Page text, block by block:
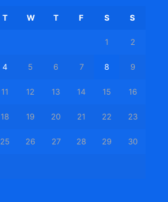
T W T F S S
1 2
4 5 6 7 8 9
11 12 13 14 15 16
18 19 20 21 22 23
25 26 27 28 29 30